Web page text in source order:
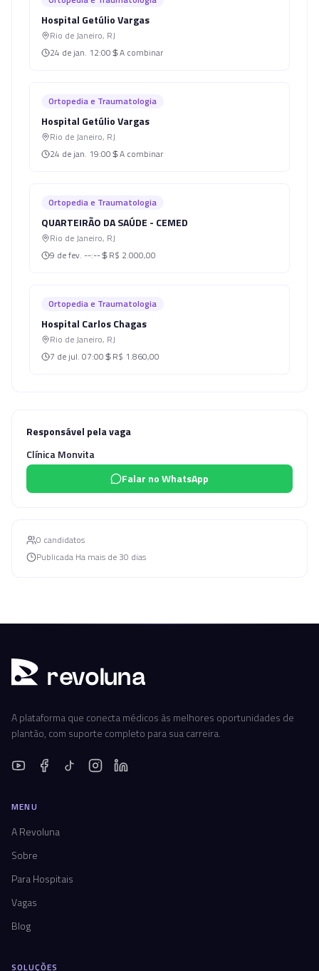
Hospital Getúlio Vargas
Rio de Janeiro, RJ
24 de jan. 12:00 A combinar
Ortopedia e Traumatologia
Hospital Getúlio Vargas
Rio de Janeiro, RJ
24 de jan. 19:00 A combinar
Ortopedia e Traumatologia
QUARTEIRÃO DA SAÚDE - CEMED
Rio de Janeiro, RJ
9 de fev. --:-- R$ 2.000,00
Ortopedia e Traumatologia
Hospital Carlos Chagas
Rio de Janeiro, RJ
7 de jul. 07:00 R$ 1.860,00
Responsável pela vaga
Clínica Monvita
Falar no WhatsApp
0 candidatos
Publicada Ha mais de 30 dias
revoluna
A plataforma que conecta médicos às melhores oportunidades de
plantão, com suporte completo para sua carreira.
MENU
A Revoluna
Sobre
Para Hospitais
Vagas
Blog
SOLUÇÕES